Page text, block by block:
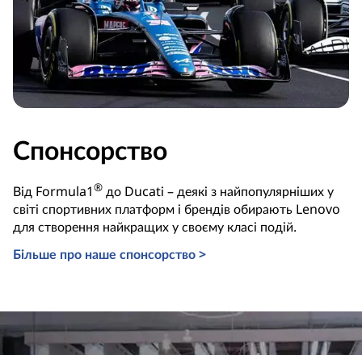
Спонсорство
Від Formula1® до Ducati – деякі з найпопулярніших у
світі спортивних платформ і брендів обирають Lenovo
для створення найкращих у своєму класі подій.
Більше про наше спонсорство >